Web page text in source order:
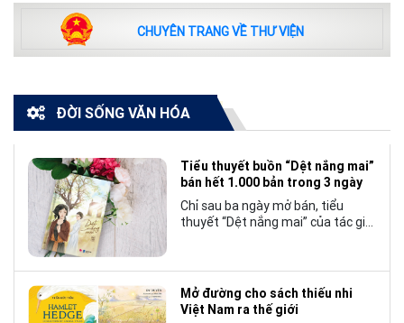
CHUYÊN TRANG VỀ THƯ VIỆN
ĐỜI SỐNG VĂN HÓA
Tiểu thuyết buồn “Dệt nắng mai”
bán hết 1.000 bản trong 3 ngày
Chỉ sau ba ngày mở bán, tiểu
thuyết “Dệt nắng mai” của tác giả
chương trẻ khi cán mốc 1.000 bản
tiêu thụ.
Mở đường cho sách thiếu nhi
Việt Nam ra thế giới